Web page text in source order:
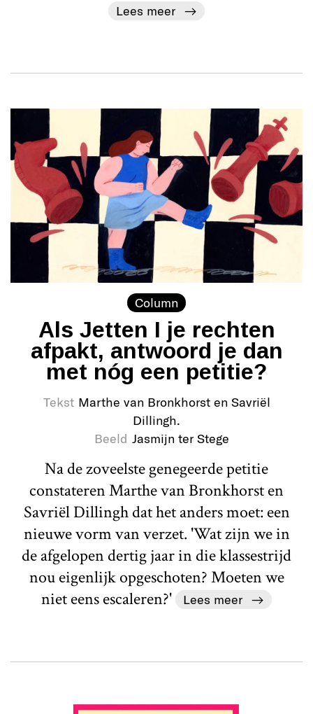
Lees meer
Column
Als Jetten I je rechten
afpakt, antwoord je dan
met nóg een petitie?
Tekst Marthe van Bronkhorst en Savriël
Dillingh.
Beeld Jasmijn ter Stege
Na de zoveelste genegeerde petitie
constateren Marthe van Bronkhorst en
Savriël Dillingh dat het anders moet: een
nieuwe vorm van verzet. 'Wat zijn we in
de afgelopen dertig jaar in die klassestrijd
nou eigenlijk opgeschoten? Moeten we
niet eens escaleren?'
Lees meer